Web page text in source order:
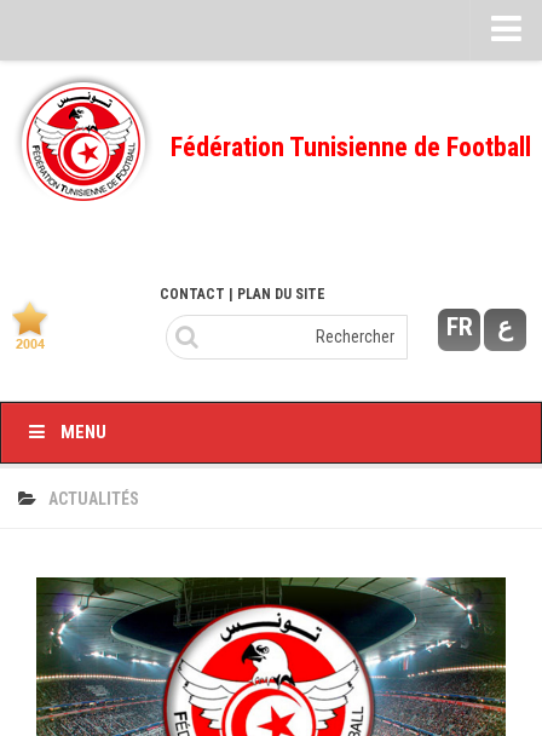
Feuille de match
FMI – 2022/2023
Ligue I – 2022/2023
Ligue I – 2020/2021
Ligue I – 2019/2020
Feuilles de match 2018/2019
Feuille de match 2017/2018
–Ligue I–
–Ligue II–
Feuille de match 2016/2017
Fédération Tunisienne de Football
FR ع
CONTACT | PLAN DU SITE
MENU
ACTUALITÉS